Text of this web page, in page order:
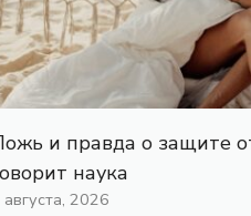
и правда о защите
наука
августа, 2026